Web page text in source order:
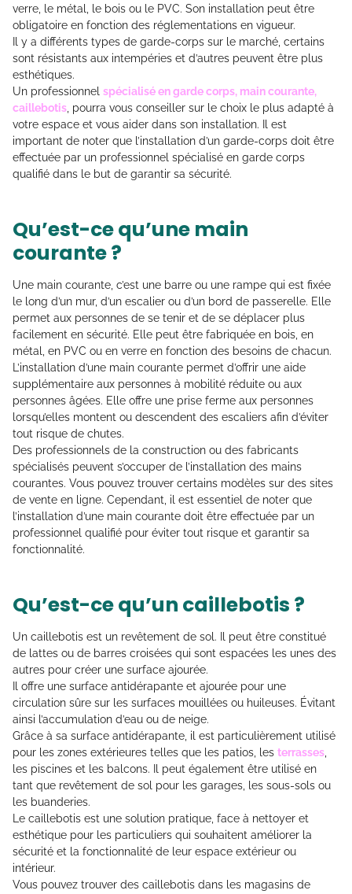
verre, le métal, le bois ou le PVC. Son installation peut être
obligatoire en fonction des réglementations en vigueur.
Il y a différents types de garde-corps sur le marché, certains
sont résistants aux intempéries et d’autres peuvent être plus
esthétiques.
Un professionnel spécialisé en garde corps, main courante,
caillebotis, pourra vous conseiller sur le choix le plus adapté à
votre espace et vous aider dans son installation. Il est
important de noter que l’installation d’un garde-corps doit être
effectuée par un professionnel spécialisé en garde corps
qualifié dans le but de garantir sa sécurité.
Qu’est-ce qu’une main
courante ?
Une main courante, c’est une barre ou une rampe qui est fixée
le long d’un mur, d’un escalier ou d’un bord de passerelle. Elle
permet aux personnes de se tenir et de se déplacer plus
facilement en sécurité. Elle peut être fabriquée en bois, en
métal, en PVC ou en verre en fonction des besoins de chacun.
L’installation d’une main courante permet d’offrir une aide
supplémentaire aux personnes à mobilité réduite ou aux
personnes âgées. Elle offre une prise ferme aux personnes
lorsqu’elles montent ou descendent des escaliers afin d’éviter
tout risque de chutes.
Des professionnels de la construction ou des fabricants
spécialisés peuvent s’occuper de l’installation des mains
courantes. Vous pouvez trouver certains modèles sur des sites
de vente en ligne. Cependant, il est essentiel de noter que
l’installation d’une main courante doit être effectuée par un
professionnel qualifié pour éviter tout risque et garantir sa
fonctionnalité.
Qu’est-ce qu’un caillebotis ?
Un caillebotis est un revêtement de sol. Il peut être constitué
de lattes ou de barres croisées qui sont espacées les unes des
autres pour créer une surface ajourée.
Il offre une surface antidérapante et ajourée pour une
circulation sûre sur les surfaces mouillées ou huileuses. Évitant
ainsi l’accumulation d’eau ou de neige.
Grâce à sa surface antidérapante, il est particulièrement utilisé
pour les zones extérieures telles que les patios, les terrasses,
les piscines et les balcons. Il peut également être utilisé en
tant que revêtement de sol pour les garages, les sous-sols ou
les buanderies.
Le caillebotis est une solution pratique, face à nettoyer et
esthétique pour les particuliers qui souhaitent améliorer la
sécurité et la fonctionnalité de leur espace extérieur ou
intérieur.
Vous pouvez trouver des caillebotis dans les magasins de